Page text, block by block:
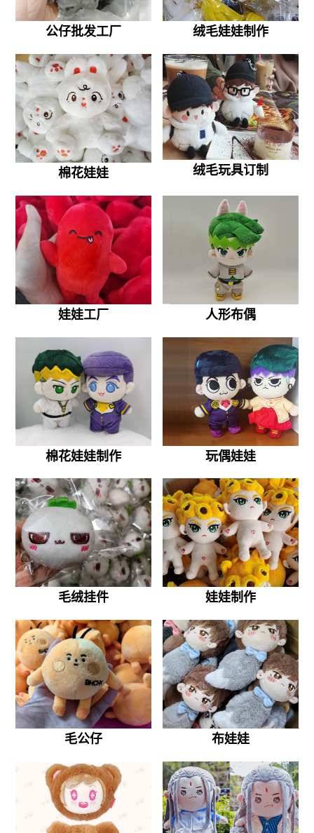
公仔批发工厂 绒毛娃娃制作
棉花娃娃 绒毛玩具订制
娃娃工厂 人形布偶
棉花娃娃制作 玩偶娃娃
毛绒挂件 娃娃制作
毛公仔 布娃娃